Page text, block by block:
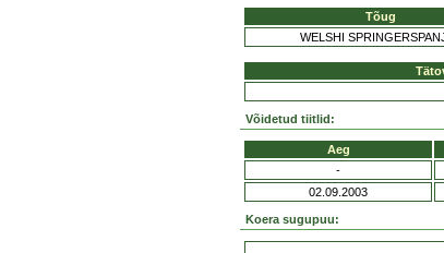
Tõug
WELSHI
Võidetud tiitlid:
Aeg
-
02.09.2003
Koera sugupuu: